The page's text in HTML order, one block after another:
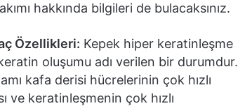
hakkında bilgileri de bulacaksınız.
Özellikleri: Kepek hiper keratinleşme
oluşumu adı verilen bir durumdur.
kafa derisi hücrelerinin çok hızlı
ve keratinleşmenin çok hızlı